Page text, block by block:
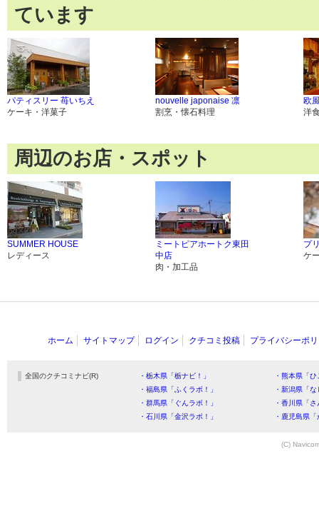
ています
パティスリー 苺いちえ
ケーキ・洋菓子
nouvelle japonaise 凛
割烹・懐石料理
欧
洋
周辺のお店・スポット
SUMMER HOUSE
レディース
ミートピアホートク東田
中店
肉・加工品
プ
ケ
ホーム サイトマップ ログイン クチコミ投稿 プライバシーポ
全国のクチコミナビ(R) ・栃木県「栃ナビ！」
・熊本県「
・福島県「ふくラボ！」
・新潟県「
・群馬県「ぐんラボ！」
・香川県「
・石川県「金沢ラボ！」
・鹿児島県
(C)